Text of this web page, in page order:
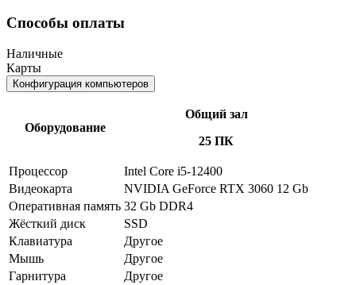
Способы оплаты
Наличные
Карты
Конфигурация компьютеров
Оборудование
Общий зал
25 ПК
Процессор
Intel Core i5-12400
Видеокарта
NVIDIA GeForce RTX 3060 12 Gb
Оперативная память 32 Gb DDR4
Жёсткий диск
SSD
Клавиатура
Другое
Мышь
Другое
Гарнитура
Другое